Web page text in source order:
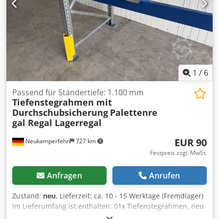
1 / 6
Neukamperfehn 727 km
Passend für Ständertiefe: 1.100 mm
Tiefenstegrahmen mit
Durchschubsicherung Palettenre
gal Regal Lagerregal
EUR 90
Festpreis zzgl. MwSt.
Anfragen Anrufen
Zustand: neu, Lieferzeit: ca. 10 - 15 Werktage (Fremdlager)
Im Lieferumfang ist enthalten: 01x Tiefenstegrahmen, neu
mit Durchschubsicherung Materialfarbe: sendzimir